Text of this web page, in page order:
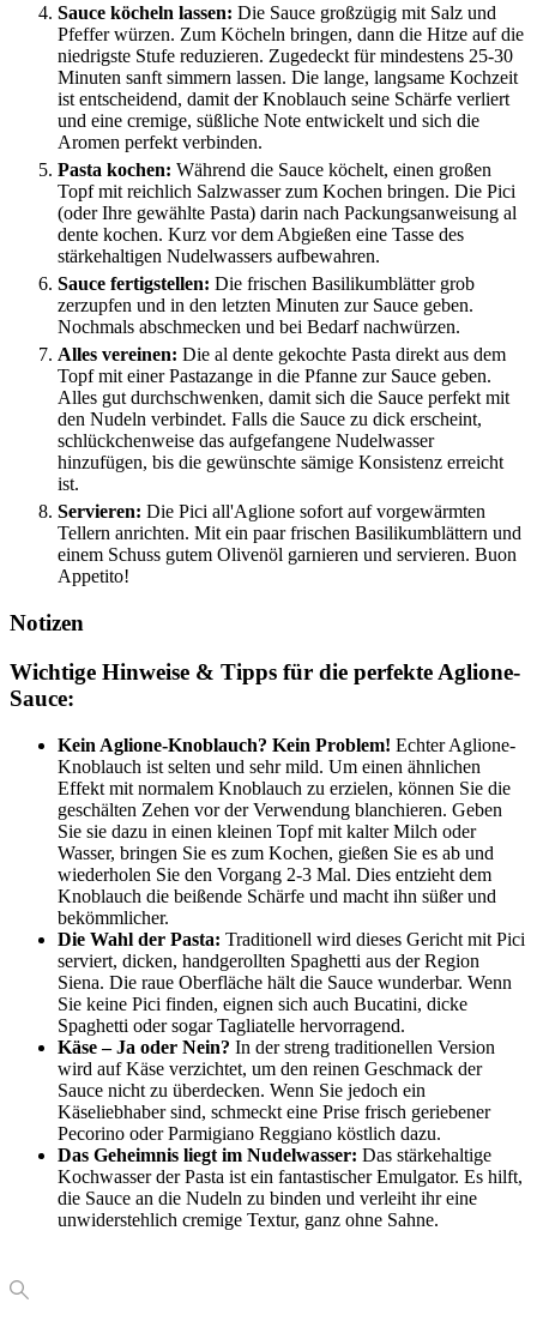
Sauce köcheln lassen: Die Sauce großzügig mit Salz und
Pfeffer würzen. Zum Köcheln bringen, dann die Hitze auf die
niedrigste Stufe reduzieren. Zugedeckt für mindestens 25-30
Minuten sanft simmern lassen. Die lange, langsame Kochzeit
ist entscheidend, damit der Knoblauch seine Schärfe verliert
und eine cremige, süßliche Note entwickelt und sich die
Aromen perfekt verbinden.
Pasta kochen: Während die Sauce köchelt, einen großen
Topf mit reichlich Salzwasser zum Kochen bringen. Die Pici
(oder Ihre gewählte Pasta) darin nach Packungsanweisung al
dente kochen. Kurz vor dem Abgießen eine Tasse des
stärkehaltigen Nudelwassers aufbewahren.
Sauce fertigstellen: Die frischen Basilikumblätter grob
zerzupfen und in den letzten Minuten zur Sauce geben.
Nochmals abschmecken und bei Bedarf nachwürzen.
Alles vereinen: Die al dente gekochte Pasta direkt aus dem
Topf mit einer Pastazange in die Pfanne zur Sauce geben.
Alles gut durchschwenken, damit sich die Sauce perfekt mit
den Nudeln verbindet. Falls die Sauce zu dick erscheint,
schlückchenweise das aufgefangene Nudelwasser
hinzufügen, bis die gewünschte sämige Konsistenz erreicht
ist.
Servieren: Die Pici all'Aglione sofort auf vorgewärmten
Tellern anrichten. Mit ein paar frischen Basilikumblättern und
einem Schuss gutem Olivenöl garnieren und servieren. Buon
Appetito!
Notizen
Wichtige Hinweise & Tipps für die perfekte Aglione-
Sauce:
Kein Aglione-Knoblauch? Kein Problem! Echter Aglione-
Knoblauch ist selten und sehr mild. Um einen ähnlichen
Effekt mit normalem Knoblauch zu erzielen, können Sie die
geschälten Zehen vor der Verwendung blanchieren. Geben
Sie sie dazu in einen kleinen Topf mit kalter Milch oder
Wasser, bringen Sie es zum Kochen, gießen Sie es ab und
wiederholen Sie den Vorgang 2-3 Mal. Dies entzieht dem
Knoblauch die beißende Schärfe und macht ihn süßer und
bekömmlicher.
Die Wahl der Pasta: Traditionell wird dieses Gericht mit Pici
serviert, dicken, handgerollten Spaghetti aus der Region
Siena. Die raue Oberfläche hält die Sauce wunderbar. Wenn
Sie keine Pici finden, eignen sich auch Bucatini, dicke
Spaghetti oder sogar Tagliatelle hervorragend.
Käse – Ja oder Nein? In der streng traditionellen Version
wird auf Käse verzichtet, um den reinen Geschmack der
Sauce nicht zu überdecken. Wenn Sie jedoch ein
Käseliebhaber sind, schmeckt eine Prise frisch geriebener
Pecorino oder Parmigiano Reggiano köstlich dazu.
Das Geheimnis liegt im Nudelwasser: Das stärkehaltige
Kochwasser der Pasta ist ein fantastischer Emulgator. Es hilft,
die Sauce an die Nudeln zu binden und verleiht ihr eine
unwiderstehlich cremige Textur, ganz ohne Sahne.